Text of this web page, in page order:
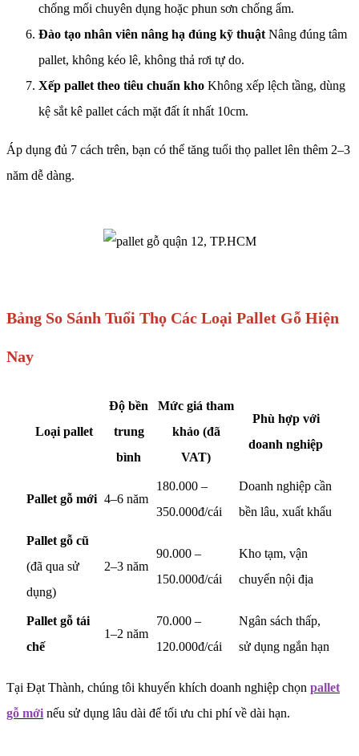
chống mối chuyên dụng hoặc phun sơn chống ẩm.
Đào tạo nhân viên nâng hạ đúng kỹ thuật Nâng đúng tâm
pallet, không kéo lê, không thả rơi tự do.
Xếp pallet theo tiêu chuẩn kho Không xếp lệch tầng, dùng
kệ sắt kê pallet cách mặt đất ít nhất 10cm.
Áp dụng đủ 7 cách trên, bạn có thể tăng tuổi thọ pallet lên thêm 2–3
năm dễ dàng.
Bảng So Sánh Tuổi Thọ Các Loại Pallet Gỗ Hiện
Nay
Loại pallet
Độ bền
trung
bình
Mức giá tham
khảo (đã
VAT)
Phù hợp với
doanh nghiệp
Pallet gỗ mới 4–6 năm
180.000 –
350.000đ/cái
Doanh nghiệp cần
bền lâu, xuất khẩu
Pallet gỗ cũ
(đã qua sử
dụng)
2–3 năm
90.000 –
150.000đ/cái
Kho tạm, vận
chuyển nội địa
Pallet gỗ tái
chế
1–2 năm
70.000 –
120.000đ/cái
Ngân sách thấp,
sử dụng ngắn hạn
Tại Đạt Thành, chúng tôi khuyến khích doanh nghiệp chọn pallet
gỗ mới nếu sử dụng lâu dài để tối ưu chi phí về dài hạn.